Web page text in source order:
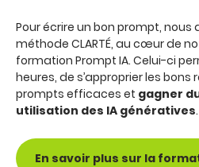
Pour écrire un bon prompt, nous
méthode CLARTÉ, au cœur de
formation Prompt IA. Celui-ci
heures, de s’approprier les
prompts efficaces et gagner
utilisation des IA génératives.
En savoir plus sur la